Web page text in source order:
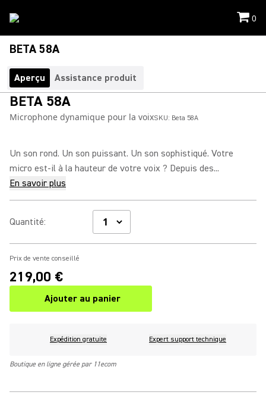
0
BETA 58A
Aperçu Assistance produit
BETA 58A
Microphone dynamique pour la voixSKU: Beta 58A
Un son rond. Un son puissant. Un son sophistiqué. Votre
micro est-il à la hauteur de votre voix ? Depuis des...
En savoir plus
Quantité:
Prix de vente conseillé
219,00 €
Ajouter au panier
Expédition gratuite Expert support technique
Boutique en ligne gérée par 11ecom